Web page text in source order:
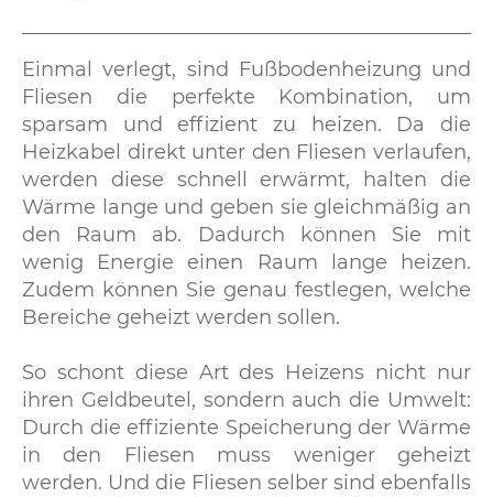
Einmal verlegt, sind Fußbodenheizung und
Fliesen die perfekte Kombination, um
sparsam und effizient zu heizen. Da die
Heizkabel direkt unter den Fliesen verlaufen,
werden diese schnell erwärmt, halten die
Wärme lange und geben sie gleichmäßig an
den Raum ab. Dadurch können Sie mit
wenig Energie einen Raum lange heizen.
Zudem können Sie genau festlegen, welche
Bereiche geheizt werden sollen.
So schont diese Art des Heizens nicht nur
ihren Geldbeutel, sondern auch die Umwelt:
Durch die effiziente Speicherung der Wärme
in den Fliesen muss weniger geheizt
werden. Und die Fliesen selber sind ebenfalls